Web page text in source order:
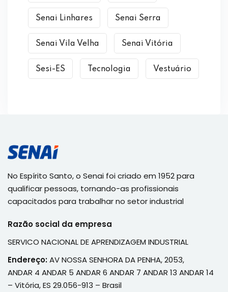
Senai Linhares Senai Serra
Senai Vila Velha Senai Vitória
Sesi-ES Tecnologia Vestuário
No Espírito Santo, o Senai foi criado em 1952 para
qualificar pessoas, tornando-as profissionais
capacitados para trabalhar no setor industrial
Razão social da empresa
SERVICO NACIONAL DE APRENDIZAGEM INDUSTRIAL
Endereço:AV NOSSA SENHORA DA PENHA, 2053,
ANDAR 4 ANDAR 5 ANDAR 6 ANDAR 7 ANDAR 13 ANDAR 14
– Vitória, ES 29.056-913 – Brasil